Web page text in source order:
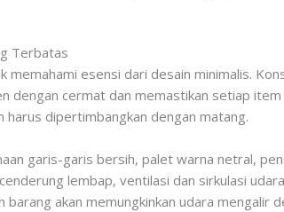
Terbatas
esensi dari desain minimalis.
dengan cermat dan memastikan setiap
dipertimbangkan dengan matang.
garis-garis bersih, palet warna netral,
lembap, ventilasi dan sirkulasi
akan memungkinkan udara mengalir